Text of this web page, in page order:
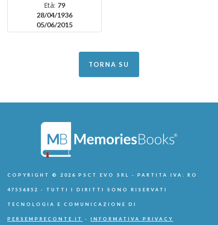
Età: 79
28/04/1936
05/06/2015
TORNA SU
COPYRIGHT © 2026 PSCT EVO SRL - PARTITA IVA: RO
47556852 - TUTTI I DIRITTI SONO RISERVATI
TECNOLOGIA E COMUNICAZIONE DI
PERSEMPRECONTE.IT - INFORMATIVA PRIVACY